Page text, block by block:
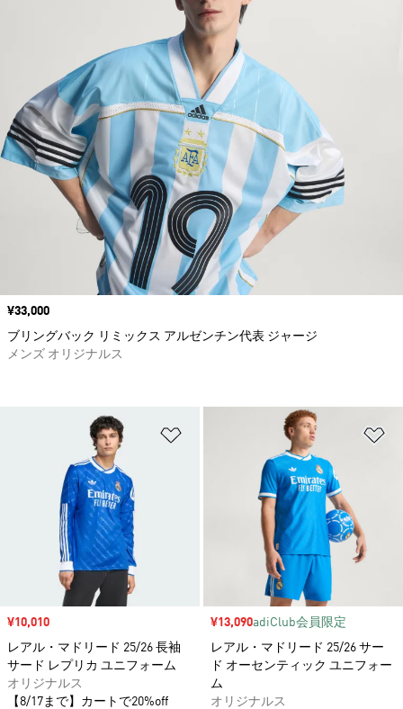
ほしいものリストに追加
セール価格
¥10,010
レアル・マドリード 25/26 長袖
サード レプリカ ユニフォーム
オリジナルス
【8/17まで】カートで20%off
セール価格
¥13,090adiClub会員限定
レアル・マドリード 25/26 サー
ド オーセンティック ユニフォー
ム
オリジナルス
価格
¥33,000
ブリングバック リミックス アルゼンチン代表 ジャージ
メンズ オリジナルス